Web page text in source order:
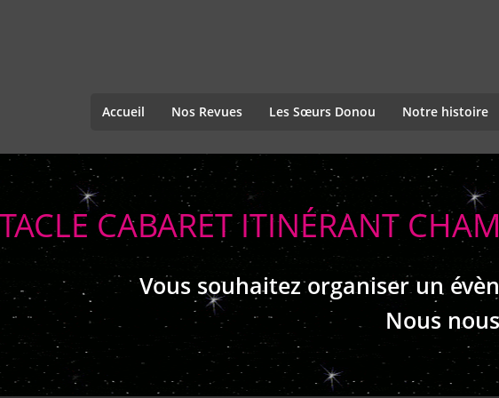
Accueil Nos Revues Les Sœurs Donou Notre histoire
CABARET ITINÉRANT
Vous souhaitez organiser un
Nous